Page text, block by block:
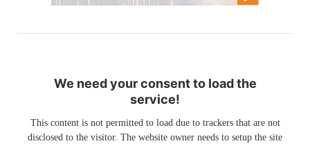
We need your consent to load the
service!
This content is not permitted to load due to trackers that are not
disclosed to the visitor. The website owner needs to setup the site